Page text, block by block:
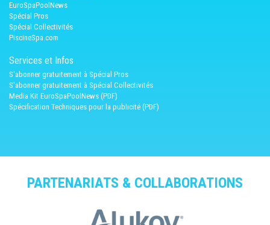
EuroSpaPoolNews
Spécial Pros
Spécial Collectivités
PiscineSpa.com
Services et Infos
S'abonner gratuitement à Spécial Pros
S'abonner gratuitement à Spécial Collectivités
Media Kit EuroSpaPoolNews (PDF)
Spécification Techniques pour la publicité (PDF)
PARTENARIATS & COLLABORATIONS